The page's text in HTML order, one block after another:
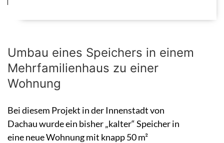
Umbau eines Speichers in einem
Mehrfamilienhaus zu einer
Wohnung
Bei diesem Projekt in der Innenstadt von
Dachau wurde ein bisher „kalter“ Speicher in
eine neue Wohnung mit knapp 50 m²